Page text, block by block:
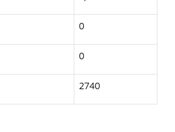
0
0
2740